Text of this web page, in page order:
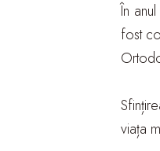
În
fost
viața